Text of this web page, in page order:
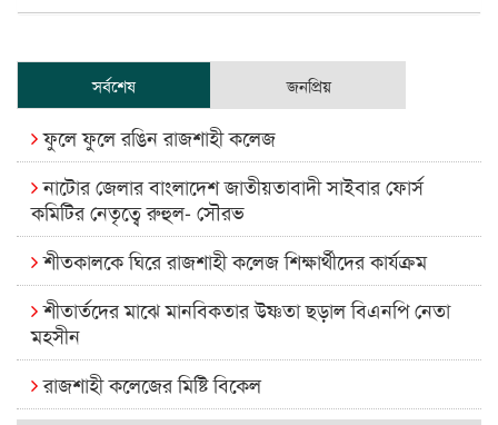
সর্বশেষ জনপ্রিয়
ফুলে ফুলে রঙিন রাজশাহী কলেজ
নাটোর জেলার বাংলাদেশ জাতীয়তাবাদী সাইবার ফোর্স
কমিটির নেতৃত্বে রুহুল- সৌরভ
শীতকালকে ঘিরে রাজশাহী কলেজ শিক্ষার্থীদের কার্যক্রম
শীতার্তদের মাঝে মানবিকতার উষ্ণতা ছড়াল বিএনপি নেতা
মহসীন
রাজশাহী কলেজের মিষ্টি বিকেল